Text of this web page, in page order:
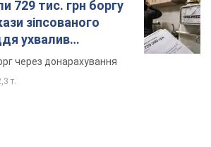
729 тис. грн боргу
зіпсованого
ухвалив
через донарахування
т.